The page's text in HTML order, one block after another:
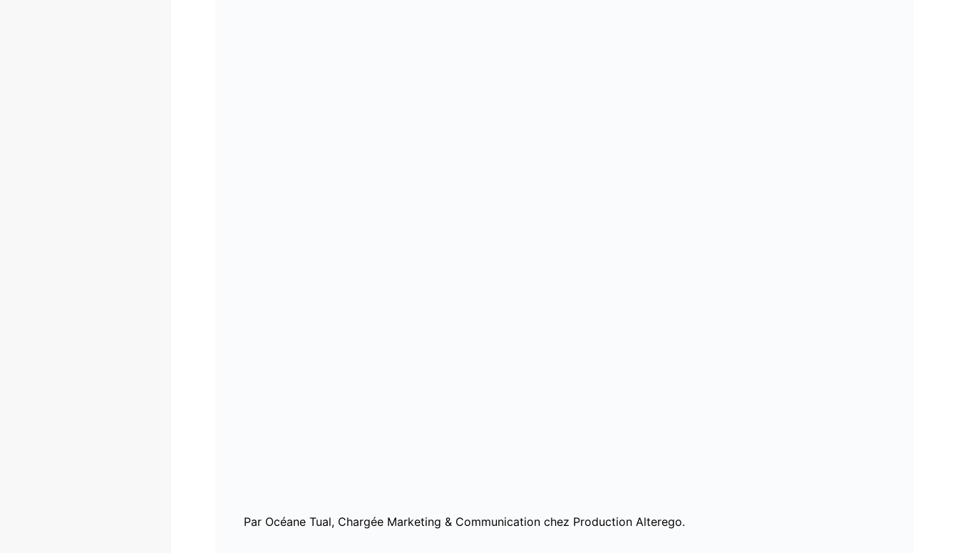
Par Océane Tual, Chargée Marketing & Communication chez Production Alterego.